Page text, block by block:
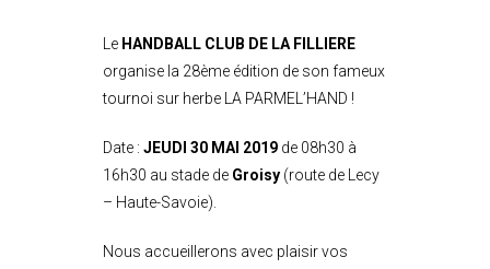
Le HANDBALL CLUB DE LA FILLIERE
organise la 28ème édition de son fameux
tournoi sur herbe LA PARMEL’HAND !
Date : JEUDI 30 MAI 2019 de 08h30 à
16h30 au stade de Groisy (route de Lecy
– Haute-Savoie).
Nous accueillerons avec plaisir vos